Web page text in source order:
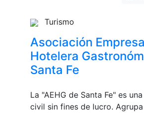
Turismo
Asociación
Hotelera
Santa Fe
La "AEHG de Santa Fe" es
civil sin fines de lucro.